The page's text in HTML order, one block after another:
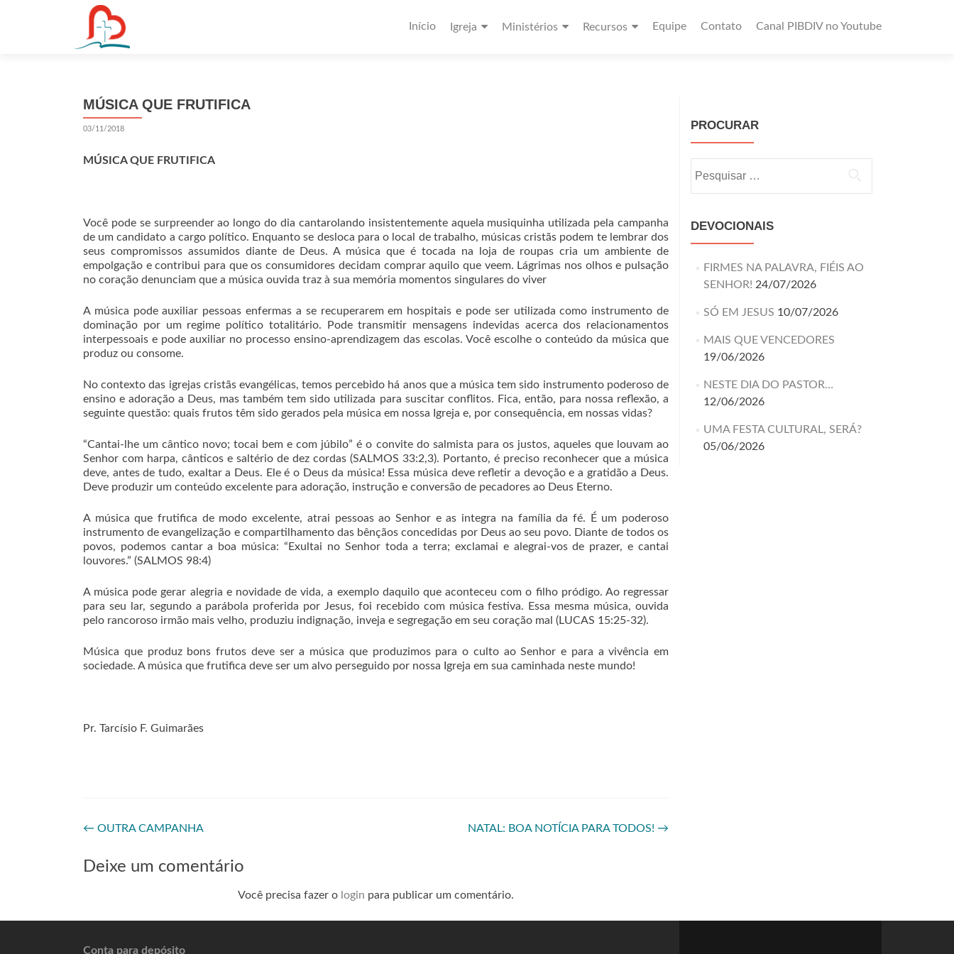
Início Igreja Ministérios Recursos Equipe Contato Canal PIBDIV no Youtube
MÚSICA QUE FRUTIFICA
03/11/2018
MÚSICA QUE FRUTIFICA
Você pode se surpreender ao longo do dia cantarolando insistentemente aquela musiquinha utilizada pela campanha
de um candidato a cargo político. Enquanto se desloca para o local de trabalho, músicas cristãs podem te lembrar dos
seus compromissos assumidos diante de Deus. A música que é tocada na loja de roupas cria um ambiente de
empolgação e contribui para que os consumidores decidam comprar aquilo que veem. Lágrimas nos olhos e pulsação
no coração denunciam que a música ouvida traz à sua memória momentos singulares do viver
A música pode auxiliar pessoas enfermas a se recuperarem em hospitais e pode ser utilizada como instrumento de
dominação por um regime político totalitário. Pode transmitir mensagens indevidas acerca dos relacionamentos
interpessoais e pode auxiliar no processo ensino-aprendizagem das escolas. Você escolhe o conteúdo da música que
produz ou consome.
No contexto das igrejas cristãs evangélicas, temos percebido há anos que a música tem sido instrumento poderoso de
ensino e adoração a Deus, mas também tem sido utilizada para suscitar conflitos. Fica, então, para nossa reflexão, a
seguinte questão: quais frutos têm sido gerados pela música em nossa Igreja e, por consequência, em nossas vidas?
“Cantai-lhe um cântico novo; tocai bem e com júbilo” é o convite do salmista para os justos, aqueles que louvam ao
Senhor com harpa, cânticos e saltério de dez cordas (SALMOS 33:2,3). Portanto, é preciso reconhecer que a música
deve, antes de tudo, exaltar a Deus. Ele é o Deus da música! Essa música deve refletir a devoção e a gratidão a Deus.
Deve produzir um conteúdo excelente para adoração, instrução e conversão de pecadores ao Deus Eterno.
A música que frutifica de modo excelente, atrai pessoas ao Senhor e as integra na família da fé. É um poderoso
instrumento de evangelização e compartilhamento das bênçãos concedidas por Deus ao seu povo. Diante de todos os
povos, podemos cantar a boa música: “Exultai no Senhor toda a terra; exclamai e alegrai-vos de prazer, e cantai
louvores.” (SALMOS 98:4)
A música pode gerar alegria e novidade de vida, a exemplo daquilo que aconteceu com o filho pródigo. Ao regressar
para seu lar, segundo a parábola proferida por Jesus, foi recebido com música festiva. Essa mesma música, ouvida
pelo rancoroso irmão mais velho, produziu indignação, inveja e segregação em seu coração mal (LUCAS 15:25-32).
Música que produz bons frutos deve ser a música que produzimos para o culto ao Senhor e para a vivência em
sociedade. A música que frutifica deve ser um alvo perseguido por nossa Igreja em sua caminhada neste mundo!
Pr. Tarcísio F. Guimarães
← OUTRA CAMPANHA NATAL: BOA NOTÍCIA PARA TODOS! →
Deixe um comentário
Você precisa fazer o login para publicar um comentário.
PROCURAR
DEVOCIONAIS
FIRMES NA PALAVRA, FIÉIS AO
SENHOR! 24/07/2026
SÓ EM JESUS 10/07/2026
MAIS QUE VENCEDORES
19/06/2026
NESTE DIA DO PASTOR…
12/06/2026
UMA FESTA CULTURAL, SERÁ?
05/06/2026
Conta para depósito